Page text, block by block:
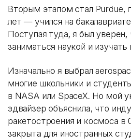
Вторым этапом стал Purdue,
лет — учился на
Поступая туда, я был
заниматься наукой и изучать
Изначально я выбрал
многие школьники и
в NASA или SpaceX. Но мой
эдвайзер объяснила, что
ракетостроения и космоса
закрыта для иностранных